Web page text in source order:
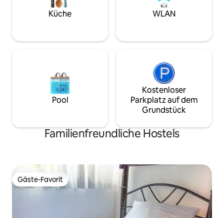
Küche WLAN
Pool
Kostenloser
Parkplatz auf dem
Grundstück
Familienfreundliche Hostels
Gäste-Favorit
Gäste-Favorit